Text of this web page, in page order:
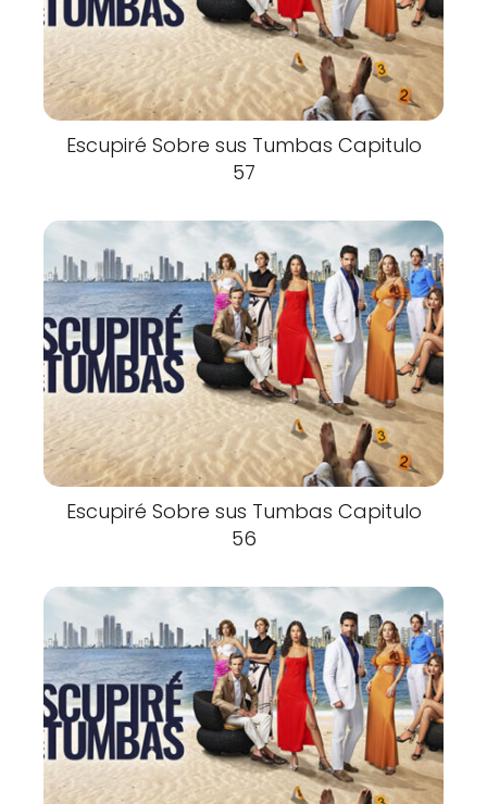
Escupiré Sobre sus Tumbas Capitulo
57
Escupiré Sobre sus Tumbas Capitulo
56